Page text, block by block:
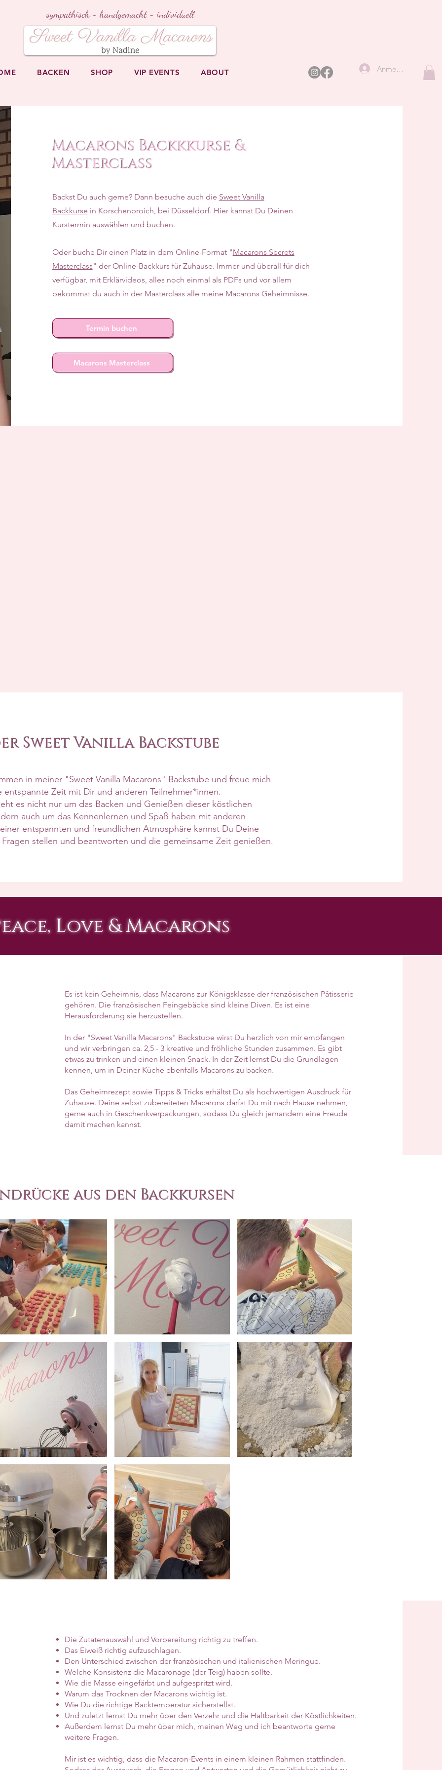
sympathisch - handgemacht - individuell
BACKEN SHOP VIP EVENTS ABOUT Anmelden
Macarons Backkkurse &
Masterclass
Backst Du auch gerne? Dann besuche auch die Sweet Vanilla
Backkurse in Korschenbroich, bei Düsseldorf. Hier kannst Du Deinen
Kurstermin auswählen und buchen.
Oder buche Dir einen Platz in dem Online-Format "Macarons Secrets
Masterclass" der Online-Backkurs für Zuhause. Immer und überall für dich
verfügbar, mit Erklärvideos, alles noch einmal als PDFs und vor allem
bekommst du auch in der Masterclass alle meine Macarons Geheimnisse.
Termin buchen
Macarons Masterclass
Sweet Vanilla Backstube
in meiner "Sweet Vanilla Macarons" Backstube und freue mich
Zeit mit Dir und anderen Teilnehmer*innen.
es nicht nur um das Backen und Genießen dieser köstlichen
auch um das Kennenlernen und Spaß haben mit anderen
entspannten und freundlichen Atmosphäre kannst Du Deine
stellen und beantworten und die gemeinsame Zeit genießen.
Love & Macarons
Es ist kein Geheimnis, dass Macarons zur Königsklasse der französischen Pâtisserie
gehören. Die französischen Feingebäcke sind kleine Diven. Es ist eine
Herausforderung sie herzustellen.
In der "Sweet Vanilla Macarons" Backstube wirst Du herzlich von mir empfangen
und wir verbringen ca. 2,5 - 3 kreative und fröhliche Stunden zusammen. Es gibt
etwas zu trinken und einen kleinen Snack. In der Zeit lernst Du die Grundlagen
kennen, um in Deiner Küche ebenfalls Macarons zu backen.
Das Geheimrezept sowie Tipps & Tricks erhältst Du als hochwertigen Ausdruck für
Zuhause. Deine selbst zubereiteten Macarons darfst Du mit nach Hause nehmen,
gerne auch in Geschenkverpackungen, sodass Du gleich jemandem eine Freude
damit machen kannst.
aus den Backkursen
Die Zutatenauswahl und Vorbereitung richtig zu treffen.
Das Eiweiß richtig aufzuschlagen.
Den Unterschied zwischen der französischen und italienischen Meringue.
Welche Konsistenz die Macaronage (der Teig) haben sollte.
Wie die Masse eingefärbt und aufgespritzt wird.
Warum das Trocknen der Macarons wichtig ist.
Wie Du die richtige Backtemperatur sicherstellst.
Und zuletzt lernst Du mehr über den Verzehr und die Haltbarkeit der Köstlichkeiten.
Außerdem lernst Du mehr über mich, meinen Weg und ich beantworte gerne
weitere Fragen.
Mir ist es wichtig, dass die Macaron-Events in einem kleinen Rahmen stattfinden.